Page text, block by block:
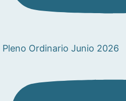
Pleno Ordinario Junio 2026